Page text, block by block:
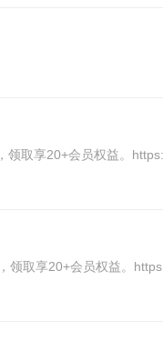
领取享20+会员权益。
领取享20+会员权益。